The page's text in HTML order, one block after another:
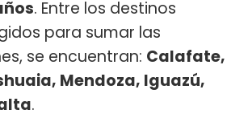
. Entre los destinos
para sumar las
se encuentran: Calafate,
Mendoza, Iguazú,
.